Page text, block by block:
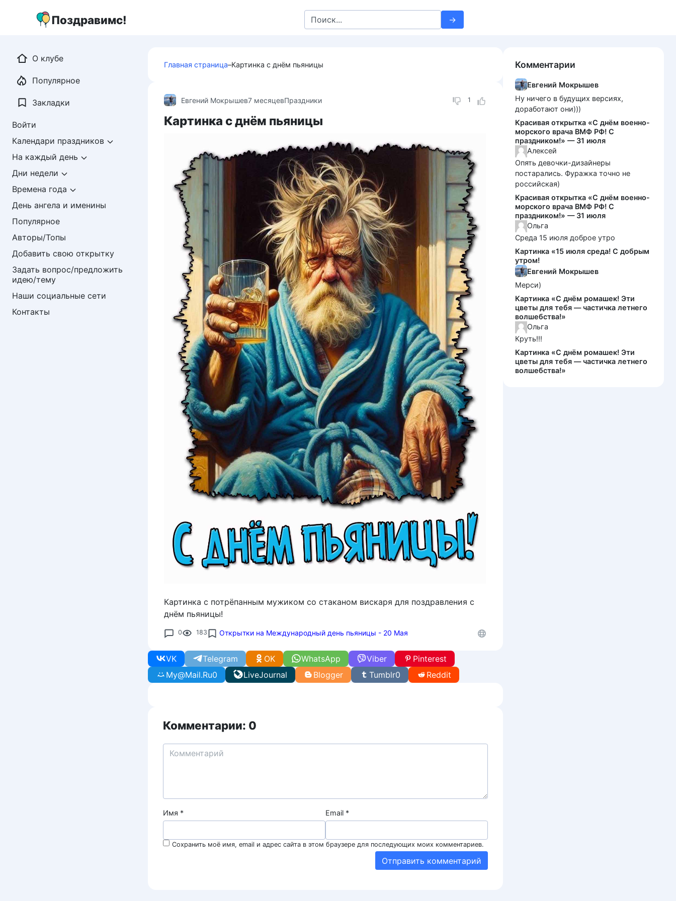
Поздравимс!
Search
for:
Главная страница–Картинка с днём пьяницы
1
Евгений Мокрышев7 месяцевПраздники
Картинка с днём пьяницы
Картинка с потрёпанным мужиком со стаканом вискаря для поздравления с
днём пьяницы!
0 183 Открытки на Международный день пьяницы - 20 Мая
WhatsApp
VK Telegram Viber
OK
LiveJournal
My@Mail.Ru0 Tumblr0
Pinterest
Reddit
Blogger
Комментарии: 0
Имя * Email *
Сохранить моё имя, email и адрес сайта в этом браузере для последующих моих комментариев.
О клубе
Популярное
Закладки
Войти
Календари праздников
На каждый день
Дни недели
Времена года
День ангела и именины
Популярное
Авторы/Топы
Добавить свою открытку
Задать вопрос/предложить
идею/тему
Наши социальные сети
Контакты
Комментарии
Евгений Мокрышев
Ну ничего в будущих версиях,
доработают они)))
Красивая открытка «С днём военно-
морского врача ВМФ РФ! С
праздником!» — 31 июля
Алексей
Опять девочки-дизайнеры
постарались. Фуражка точно не
российская)
Красивая открытка «С днём военно-
морского врача ВМФ РФ! С
праздником!» — 31 июля
Ольга
Среда 15 июля доброе утро
Картинка «15 июля среда! С добрым
утром!
Евгений Мокрышев
Мерси)
Картинка «С днём ромашек! Эти
цветы для тебя — частичка летнего
волшебства!»
Ольга
Круть!!!
Картинка «С днём ромашек! Эти
цветы для тебя — частичка летнего
волшебства!»